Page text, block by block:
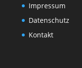
Impressum
Datenschutz
Kontakt